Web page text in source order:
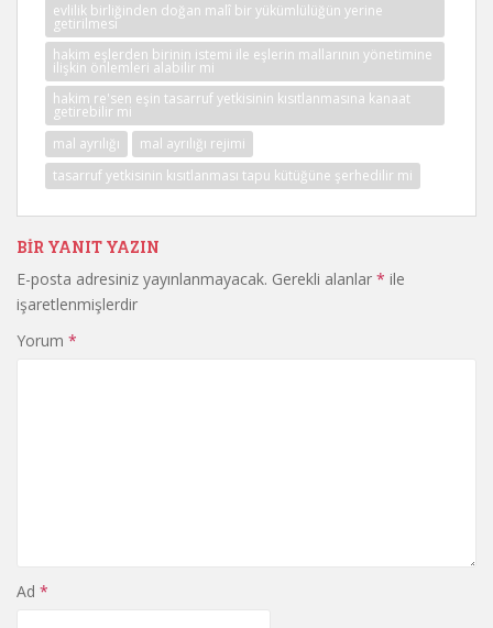
evlilik birliğinden doğan malî bir yükümlülüğün yerine
getirilmesi
hakim eşlerden birinin istemi ile eşlerin mallarının yönetimine
ilişkin önlemleri alabilir mi
hakim re'sen eşin tasarruf yetkisinin kısıtlanmasına kanaat
getirebilir mi
mal ayrılığı
mal ayrılığı rejimi
tasarruf yetkisinin kısıtlanması tapu kütüğüne şerhedilir mi
BIR YANIT YAZIN
E-posta adresiniz yayınlanmayacak. Gerekli alanlar * ile
işaretlenmişlerdir
Yorum *
Ad *